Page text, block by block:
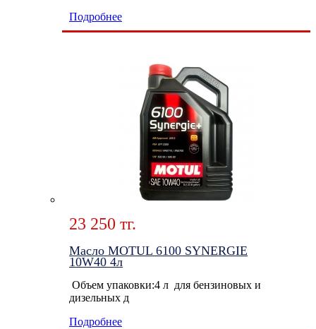
Подробнее
23 250 тг.
Масло MOTUL 6100 SYNERGIE
10W40 4л
Объем упаковки:4 л для бензиновых и
дизельных д
Подробнее